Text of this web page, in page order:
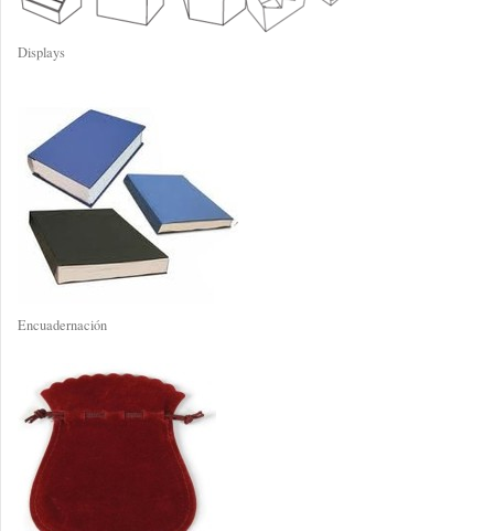
Displays
Encuadernación